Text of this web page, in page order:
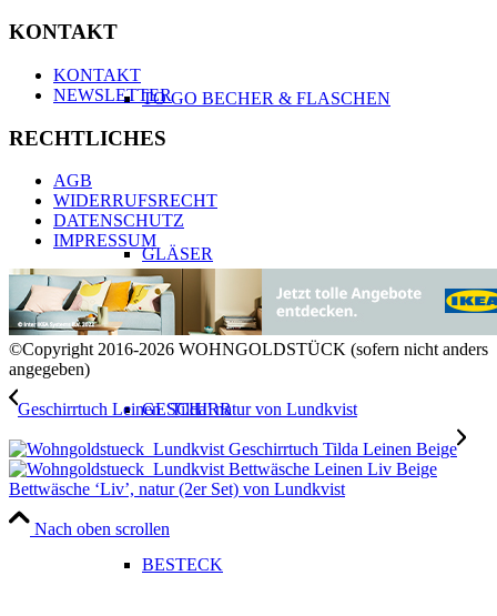
TO GO BECHER & FLASCHEN
GLÄSER
GESCHIRR
BESTECK
KONTAKT
KONTAKT
NEWSLETTER
RECHTLICHES
AGB
WIDERRUFSRECHT
DATENSCHUTZ
IMPRESSUM
©Copyright 2016-2026 WOHNGOLDSTÜCK (sofern nicht anders
angegeben)
Geschirrtuch Leinen ‘Tilda’ natur von Lundkvist
Bettwäsche ‘Liv’, natur (2er Set) von Lundkvist
Nach oben scrollen